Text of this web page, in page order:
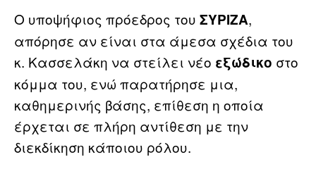
Ο υποψήφιος πρόεδρος του ΣΥΡΙΖΑ,
απόρησε αν είναι στα άμεσα σχέδια του
κ. Κασσελάκη να στείλει νέο εξώδικο στο
κόμμα του, ενώ παρατήρησε μια,
καθημερινής βάσης, επίθεση η οποία
έρχεται σε πλήρη αντίθεση με την
διεκδίκηση κάποιου ρόλου.